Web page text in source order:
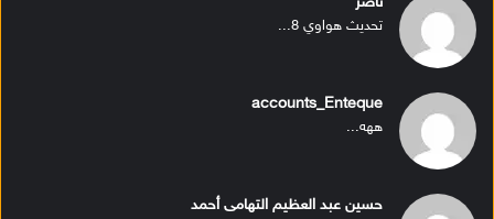
تحديث هواوي 8...
accounts_Enteque
ههه...
حسين عبد العظيم التهامى أحمد